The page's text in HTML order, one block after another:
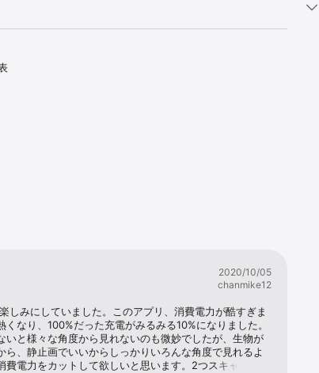
2020/10/05
chanmike12
しみにしていました。このアプリ、消費電力が酷すぎま
くなり、100%だった充電がみるみる10%になりました。
いと様々な角度から見れないのも微妙でしたが、生物が
ら、静止画でいいからしっかりいろんな角度で見れるよ
費電力をカットして欲しいと思います。2つスキャンした